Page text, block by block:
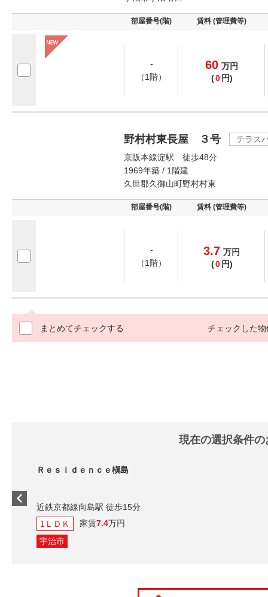
部屋番号(階) 賃料 (管理費等)
-
（1階）
60 万円
(0 円)
野村村東長屋 ３号
テラス
京阪本線淀駅 徒歩48分
1969年築 / 1階建
久世郡久御山町野村村東
部屋番号(階) 賃料 (管理費等)
-
（1階）
3.7 万円
(0 円)
まとめてチェックする チェックした物
現在の選択条件
Ｒｅｓｉｄｅｎｃｅ槇島
近鉄京都線向島駅 徒歩15分
1ＬＤＫ
家賃7.4万円
宇治市